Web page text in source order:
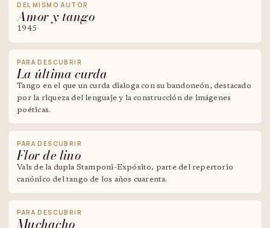
DEL MISMO AUTOR
Amor y tango
1945
PARA DESCUBRIR
La última curda
Tango en el que un curda dialoga con su bandoneón, destacado
por la riqueza del lenguaje y la construcción de imágenes
poéticas.
PARA DESCUBRIR
Flor de lino
Vals de la dupla Stamponi-Expósito, parte del repertorio
canónico del tango de los años cuarenta.
PARA DESCUBRIR
Muchacho